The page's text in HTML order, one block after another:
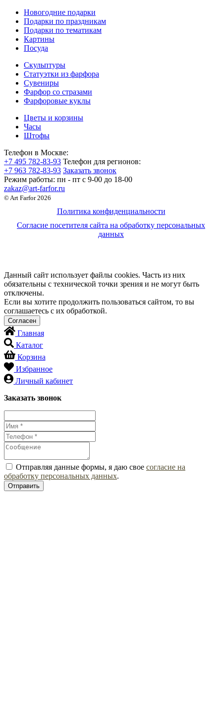
Новогодние подарки
Подарки по праздникам
Подарки по тематикам
Картины
Посуда
Скульптуры
Статуэтки из фарфора
Сувениры
Фарфор со стразами
Фарфоровые куклы
Цветы и корзины
Часы
Штофы
Телефон в Москве:
+7 495 782-83-93 Телефон для регионов:
+7 963 782-83-93 Заказать звонок
Режим работы: пн - пт c 9-00 до 18-00
zakaz@art-farfor.ru
© Art Farfor 2026
Политика конфиденциальности
Согласие посетителя сайта на обработку персональных
данных
Данный сайт использует файлы cookies. Часть из них
обязательны с технической точки зрения и не могут быть
отключены.
Если вы хотите продолжить пользоваться сайтом, то вы
соглашаетесь с их обработкой.
Главная
Каталог
Корзина
Избранное
Личный кабинет
Заказать звонок
Отправляя данные формы, я даю свое согласие на
обработку персональных данных.
Отправить